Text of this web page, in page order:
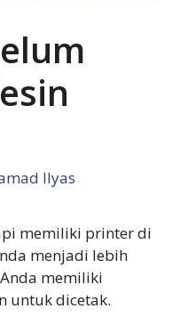
Ilyas
memiliki printer di
menjadi lebih
memiliki
untuk dicetak.